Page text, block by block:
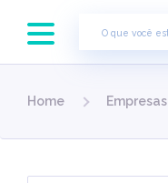
Home Empresas